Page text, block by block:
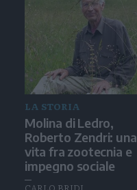
LA STORIA
Molina di Ledro,
Roberto Zendri: una
vita fra zootecnia e
impegno sociale